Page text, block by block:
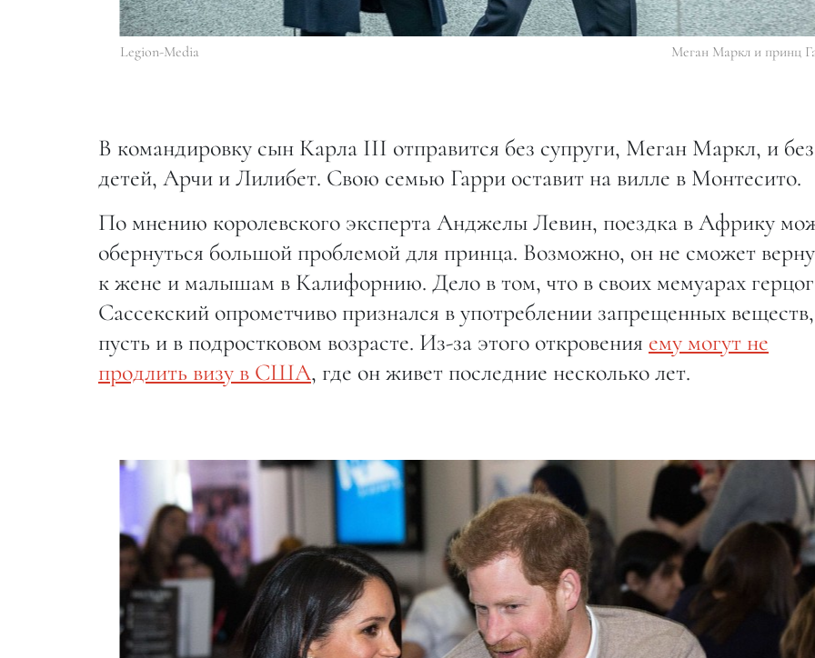
Legion-Media Меган Маркл и принц
В командировку сын Карла III отправится без супруги, Меган Маркл, и без
детей, Арчи и Лилибет. Свою семью Гарри оставит на вилле в Монтесито.
По мнению королевского эксперта Анджелы Левин, поездка в Африку
обернуться большой проблемой для принца. Возможно, он не сможет
к жене и малышам в Калифорнию. Дело в том, что в своих мемуарах герцог
Сассекский опрометчиво признался в употреблении запрещенных веществ,
пусть и в подростковом возрасте. Из-за этого откровения ему могут не
продлить визу в США, где он живет последние несколько лет.